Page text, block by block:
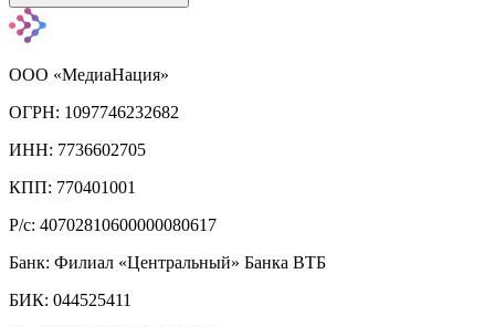
ООО «МедиаНация»
ОГРН: 1097746232682
ИНН: 7736602705
КПП: 770401001
Р/с: 40702810600000080617
Банк: Филиал «Центральный» Банка ВТБ
БИК: 044525411